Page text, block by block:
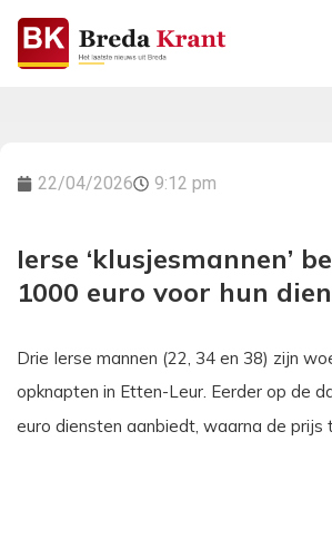
22/04/2026 9:12 pm
Ierse ‘klusjesmannen’
1000 euro voor hun
Drie Ierse mannen (22, 34 en 38) zijn
opknapten in Etten-Leur. Eerder op de
euro diensten aanbiedt, waarna de